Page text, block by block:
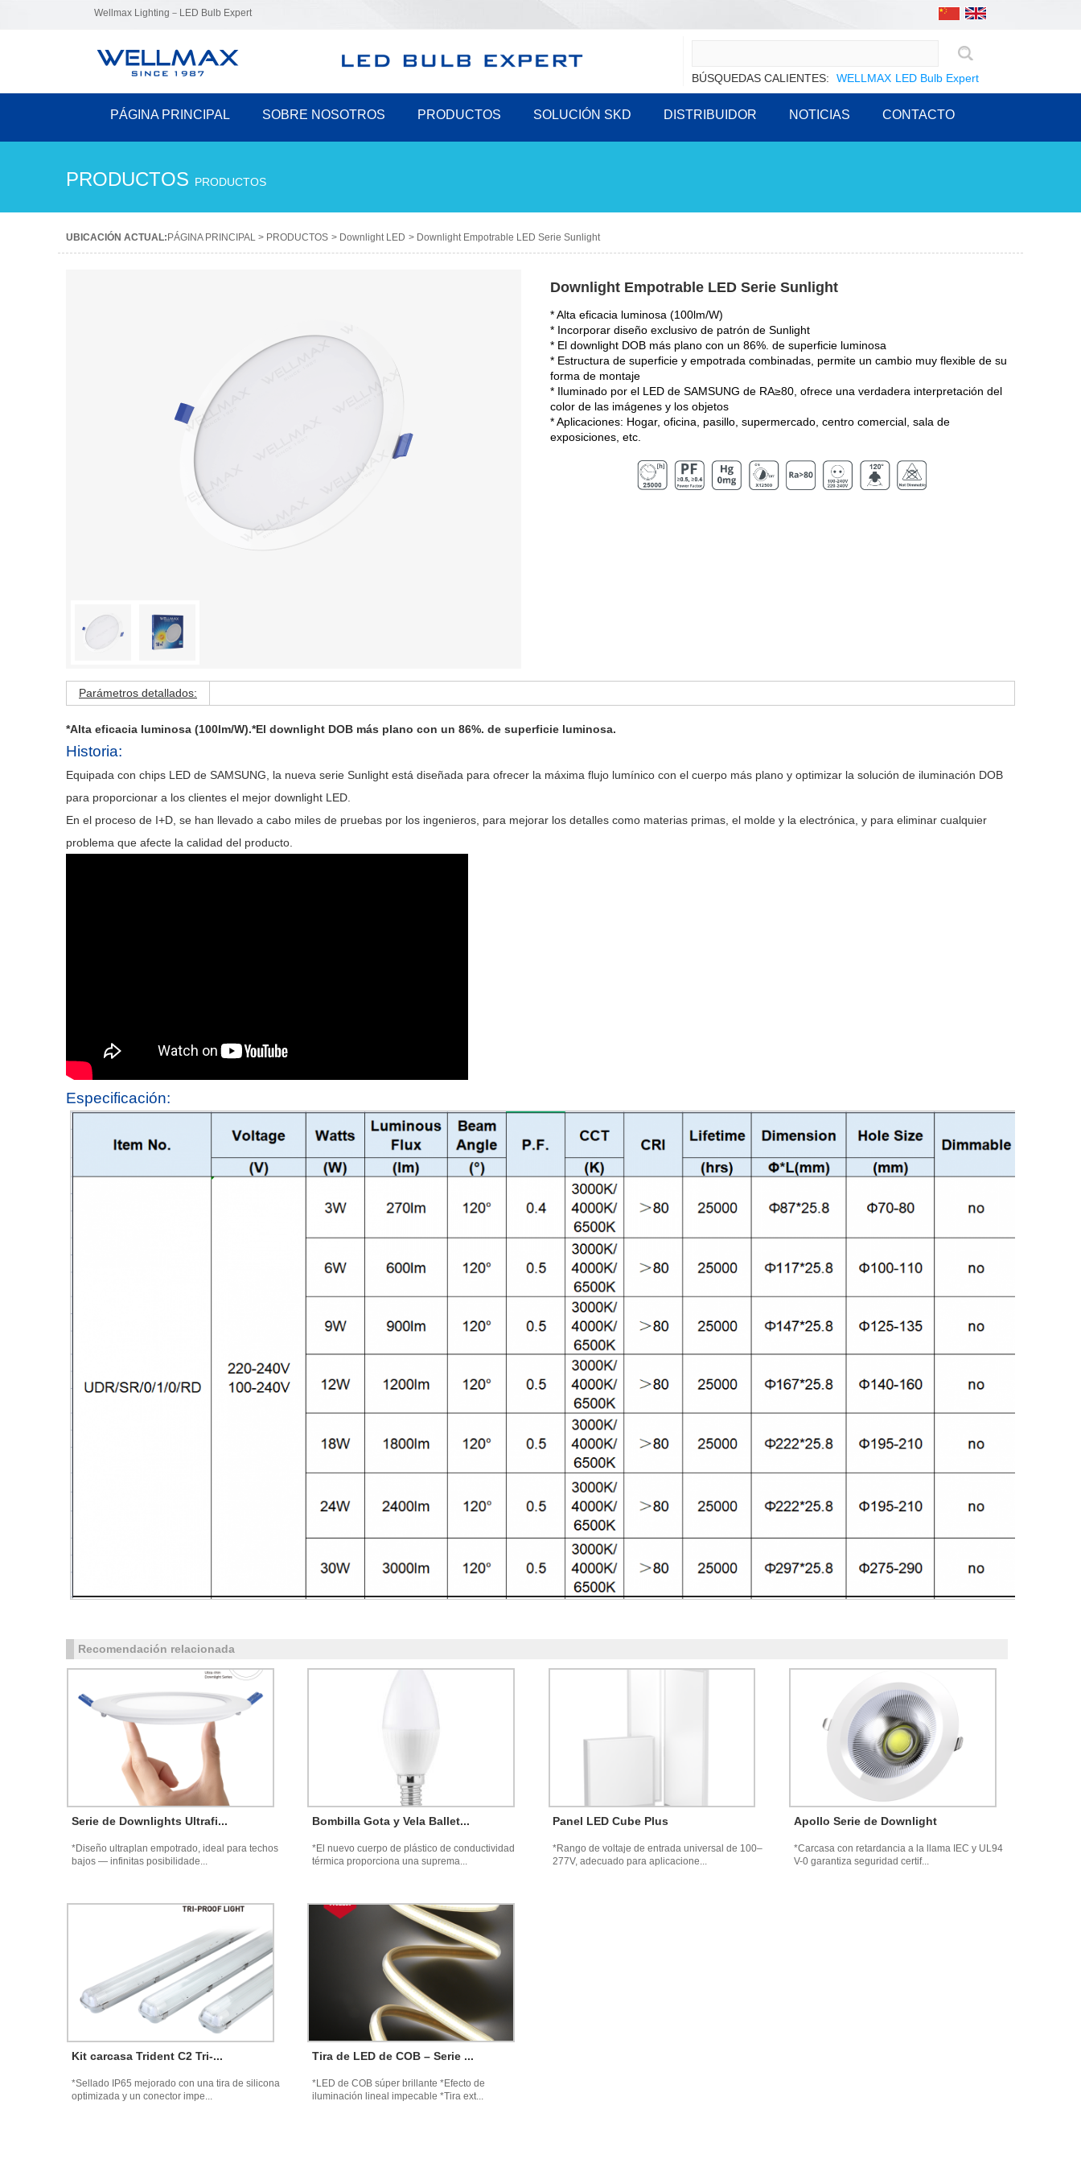
Wellmax Lighting－LED Bulb Expert
BÚSQUEDAS CALIENTES: WELLMAX LED Bulb Expert
PÁGINA PRINCIPAL SOBRE NOSOTROS PRODUCTOS SOLUCIÓN SKD DISTRIBUIDOR NOTICIAS CONTACTO
PRODUCTOS PRODUCTOS
UBICACIÓN ACTUAL: PÁGINA PRINCIPAL > PRODUCTOS > Downlight LED > Downlight Empotrable LED Serie Sunlight
Downlight Empotrable LED Serie Sunlight
* Alta eficacia luminosa (100lm/W)
* Incorporar diseño exclusivo de patrón de Sunlight
* El downlight DOB más plano con un 86%. de superficie luminosa
* Estructura de superficie y empotrada combinadas, permite un cambio muy flexible de su
forma de montaje
* Iluminado por el LED de SAMSUNG de RA≥80, ofrece una verdadera interpretación del
color de las imágenes y los objetos
* Aplicaciones: Hogar, oficina, pasillo, supermercado, centro comercial, sala de
exposiciones, etc.
Parámetros detallados:
*Alta eficacia luminosa (100lm/W).*El downlight DOB más plano con un 86%. de superficie luminosa.
Historia:
Equipada con chips LED de SAMSUNG, la nueva serie Sunlight está diseñada para ofrecer la máxima flujo lumínico con el cuerpo más plano y optimizar la solución de iluminación DOB
para proporcionar a los clientes el mejor downlight LED.
En el proceso de I+D, se han llevado a cabo miles de pruebas por los ingenieros, para mejorar los detalles como materias primas, el molde y la electrónica, y para eliminar cualquier
problema que afecte la calidad del producto.
Especificación:
Recomendación relacionada
Serie de Downlights Ultrafi...
*Diseño ultraplan empotrado, ideal para techos
bajos — infinitas posibilidade...
Bombilla Gota y Vela Ballet...
*El nuevo cuerpo de plástico de conductividad
térmica proporciona una suprema...
Panel LED Cube Plus
*Rango de voltaje de entrada universal de 100–
277V, adecuado para aplicacione...
Apollo Serie de Downlight
*Carcasa con retardancia a la llama IEC y UL94
V-0 garantiza seguridad certif...
Kit carcasa Trident C2 Tri-...
*Sellado IP65 mejorado con una tira de silicona
optimizada y un conector impe...
Tira de LED de COB – Serie ...
*LED de COB súper brillante *Efecto de
iluminación lineal impecable *Tira ext...